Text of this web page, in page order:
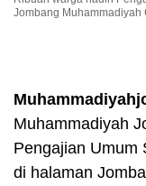
Jombang Muhammadiyah
Muhammadiyah
Pengajian Umum
di halaman